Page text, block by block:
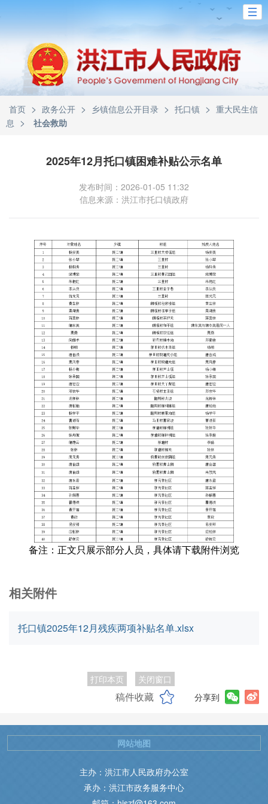
首页 > 政务公开 > 乡镇信息公开目录 > 托口镇 > 重大民生信
息 > 社会救助
2025年12月托口镇困难补贴公示名单
发布时间：2026-01-05 11:32
信息来源：洪江市托口镇政府
备注：正文只展示部分人员，具体请下载附件浏览
相关附件
托口镇2025年12月残疾两项补贴名单.xlsx
打印本页 关闭窗口
稿件收藏 分享到
主办：洪江市人民政府办公室
承办：洪江市政务服务中心
网站地图